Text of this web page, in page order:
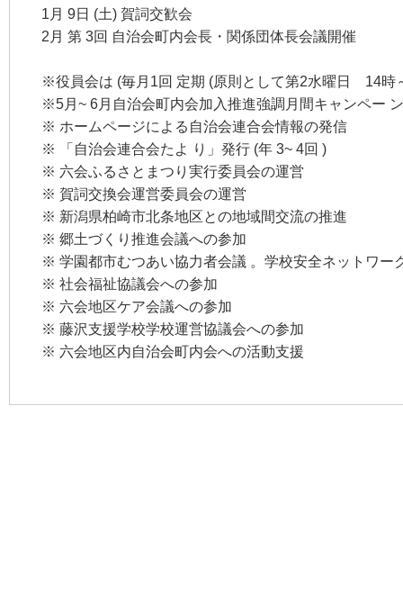
1月 9日 (土) 賀詞交歓会
2月 第 3回 自治会町内会長・関係団体長会議開催
※役員会は (毎月1回 定期 (原則として第2水曜日 14時
※5月~ 6月自治会町内会加入推進強調月間キャンペー ン
※ ホームページによる自治会連合会情報の発信
※ 「自治会連合会たよ り」発行 (年 3~ 4回 )
※ 六会ふるさとまつり実行委員会の運営
※ 賀詞交換会運営委員会の運営
※ 新潟県柏崎市北条地区との地域間交流の推進
※ 郷土づくり推進会議への参加
※ 学園都市むつあい協力者会議 。学校安全ネットワー
※ 社会福祉協議会への参加
※ 六会地区ケア会議への参加
※ 藤沢支援学校学校運営協議会への参加
※ 六会地区内自治会町内会への活動支援